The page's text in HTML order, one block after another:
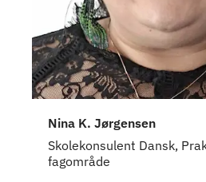
Nina K. Jørgensen
Skolekonsulent Dansk,
fagområde